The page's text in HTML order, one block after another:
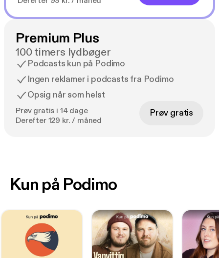
Premium Plus
100 timers lydbøger
Podcasts kun på Podimo
Ingen reklamer i podcasts fra Podimo
Opsig når som helst
Prøv gratis i 14 dage
Derefter 129 kr. / måned
Prøv gratis
Kun på Podimo